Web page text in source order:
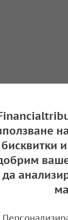
бисквитки
да